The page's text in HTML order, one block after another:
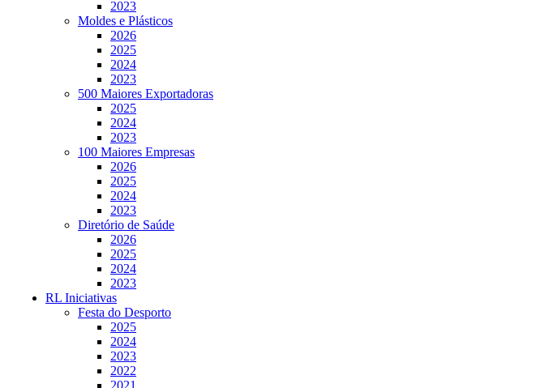
2023
Moldes e Plásticos
2026
2025
2024
2023
500 Maiores Exportadoras
2025
2024
2023
100 Maiores Empresas
2026
2025
2024
2023
Diretório de Saúde
2026
2025
2024
2023
RL Iniciativas
Festa do Desporto
2025
2024
2023
2022
2021